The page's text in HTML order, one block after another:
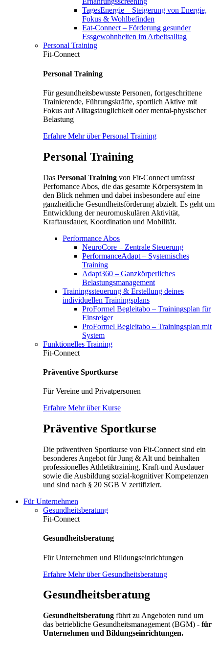
TagesEnergie – Steigerung von Energie,
Fokus & Wohlbefinden
Eat-Connect – Förderung gesunder
Essgewohnheiten im Arbeitsalltag
Personal Training
Fit-Connect
Personal Training
Für gesundheitsbewusste Personen, fortgeschrittene
Trainierende, Führungskräfte, sportlich Aktive mit
Fokus auf Alltagstauglichkeit oder mental-physischer
Belastung
Erfahre Mehr über Personal Training
Personal Training
Das Personal Training von Fit-Connect umfasst
Perfomance Abos, die das gesamte Körpersystem in
den Blick nehmen und dabei insbesondere auf eine
ganzheitliche Gesundheitsförderung abzielt. Es geht um
Entwicklung der neuromuskulären Aktivität,
Kraftausdauer, Koordination und Mobilität.
Performance Abos
NeuroCore – Zentrale Steuerung
PerformanceAdapt – Systemisches
Training
Adapt360 – Ganzkörperliches
Belastungsmanagement
Trainingssteuerung & Erstellung deines
individuellen Trainingsplans
ProFormel Begleitabo – Trainingsplan für
Einsteiger
ProFormel Begleitabo – Trainingsplan mit
System
Funktionelles Training
Fit-Connect
Präventive Sportkurse
Für Vereine und Privatpersonen
Erfahre Mehr über Kurse
Präventive Sportkurse
Die präventiven Sportkurse von Fit-Connect sind ein
besonderes Angebot für Jung & Alt und beinhalten
professionelles Athletiktraining, Kraft-und Ausdauer
sowie die Ausbildung sozial-kognitiver Kompetenzen
und sind nach § 20 SGB V zertifiziert.
Für Unternehmen
Gesundheitsberatung
Fit-Connect
Gesundheitsberatung
Für Unternehmen und Bildungseinrichtungen
Erfahre Mehr über Gesundheitsberatung
Gesundheitsberatung
Gesundheitsberatung führt zu Angeboten rund um
das betriebliche Gesundheitsmanagement (BGM) - für
Unternehmen und Bildungseinrichtungen.